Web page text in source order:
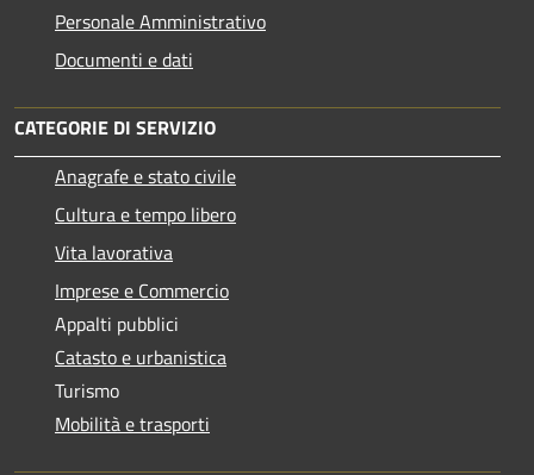
Personale Amministrativo
Documenti e dati
CATEGORIE DI SERVIZIO
Anagrafe e stato civile
Cultura e tempo libero
Vita lavorativa
Imprese e Commercio
Appalti pubblici
Catasto e urbanistica
Turismo
Mobilità e trasporti